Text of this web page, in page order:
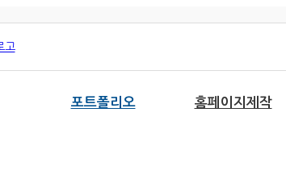
포트폴리오 홈페이지제작